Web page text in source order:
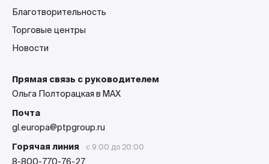
Благотворительность
Торговые центры
Новости
Прямая связь с руководителем
Ольга Полторацкая в MAX
Почта
gl.europa@ptpgroup.ru
Горячая линия
с 9:00 до 20:00
8-800-770-76-27